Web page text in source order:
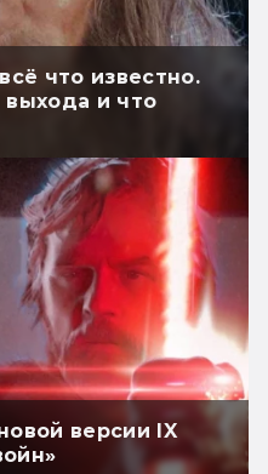
что известно.
и что
версии IX